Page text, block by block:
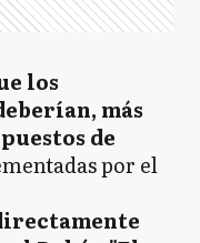
los
más
de
por el